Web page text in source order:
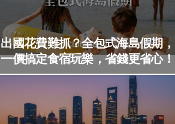
出國花費難抓？全包式海島假期，
一價搞定食宿玩樂，省錢更省心！